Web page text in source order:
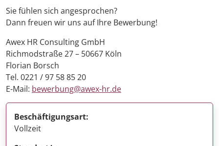
Sie fühlen sich angesprochen?
Dann freuen wir uns auf Ihre Bewerbung!
Awex HR Consulting GmbH
Richmodstraße 27 – 50667 Köln
Florian Borsch
Tel. 0221 / 97 58 85 20
E-Mail: bewerbung@awex-hr.de
Beschäftigungsart:
Vollzeit